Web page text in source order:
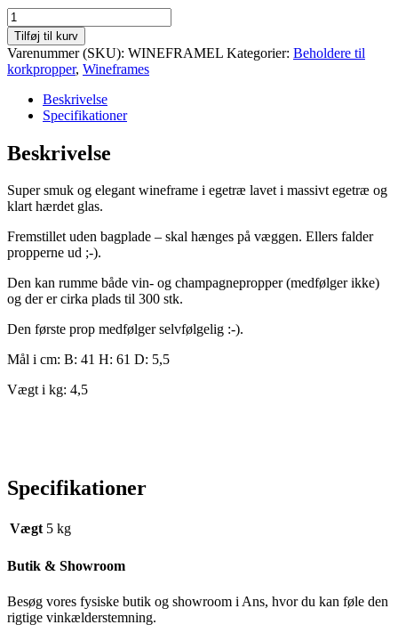
Wineframe
EG
"Den
lille"
antal
Tilføj til kurv
Varenummer (SKU): WINEFRAMEL Kategorier: Beholdere til
korkpropper, Wineframes
Beskrivelse
Specifikationer
Beskrivelse
Super smuk og elegant wineframe i egetræ lavet i massivt egetræ og
klart hærdet glas.
Fremstillet uden bagplade – skal hænges på væggen. Ellers falder
propperne ud ;-).
Den kan rumme både vin- og champagnepropper (medfølger ikke)
og der er cirka plads til 300 stk.
Den første prop medfølger selvfølgelig :-).
Mål i cm: B: 41 H: 61 D: 5,5
Vægt i kg: 4,5
Specifikationer
Vægt 5 kg
Butik & Showroom
Besøg vores fysiske butik og showroom i Ans, hvor du kan føle den
rigtige vinkælderstemning.